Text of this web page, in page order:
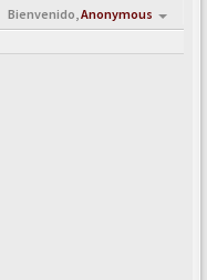
Bienvenido,Anonymous